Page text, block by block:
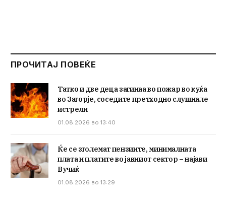
ПРОЧИТАЈ ПОВЕЌЕ
Татко и две деца загинаа во пожар во куќа
во Загорје, соседите претходно слушнале
истрели
01.08.2026 во 13:40
Ќе се зголемат пензиите, минималната
плата и платите во јавниот сектор – најави
Вучиќ
01.08.2026 во 13:29